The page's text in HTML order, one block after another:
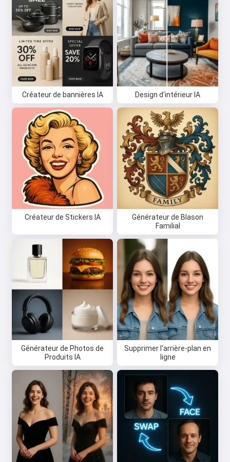
Créateur de bannières IA Design d'intérieur IA
Créateur de Stickers IA
Générateur de Blason
Familial
Générateur de Photos de
Produits IA
Supprimer l'arrière-plan en
ligne
Salut 👋
Je peux créer des chansons, écrire
des poèmes et faire des
félicitations 🥰
Essayez gratuitement
J'accepte :Conditions d’utilisation ,
Politique de confidentialité,
Politique de remboursement